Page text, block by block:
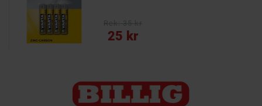
25 kr
Pris